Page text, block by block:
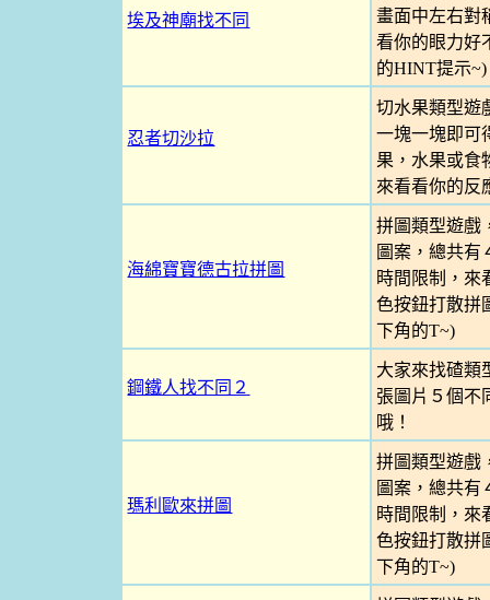
埃及神廟找不同
畫面中左右對
看你的眼力好
的HINT提示~)
忍者切沙拉
切水果類型遊
一塊一塊即可
果，水果或食
來看看你的反
海綿寶寶德古拉拼圖
拼圖類型遊戲
圖案，總共有
時間限制，來
色按鈕打散拼
下角的T~)
鋼鐵人找不同２
大家來找碴類
張圖片５個不
哦！
瑪利歐來拼圖
拼圖類型遊戲
圖案，總共有
時間限制，來
色按鈕打散拼
下角的T~)